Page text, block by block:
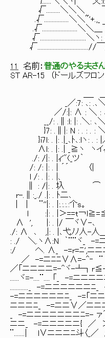
√.........＼＼＼ ￣＼
.√................＼＼~'+.,_
.√.......................＼＼＿￣
√..............................＼ヽ: :l７i
√.................................//￣/i:i/
11 名前： 普通のやる夫さ
ST AR-15 （ドールズフロン
_／:7: ､: .､＼ :
／/:|: ∧ : ＼ : ､＼
__/: .∥:l: |: .＼: ､＼:_
}7: .∥|: N : . : . : ＼ :
}i7l: . |: .|_､ﾄ､:lヽ: . : |／､
∧l: . |: .| _≧ヽ ヽイｨ'
./: /|: . |ｨ'"(_ツ｀ ｀
/: /: |: . | ´´ 〈|
l /: . |: . |、 }:
∥ : /|: . 圦 ⌒ }:
r-.∥:_./ .|: . ﾄ二､
| | ¨''|: . |:.:.:.:个s。
l :|: . |＞==t￢
∧ ', |: . |/ ￣ヾ∨-
./: ∧ ､ ,|: . |､弋ﾉﾉ人-
: ./ ＼.ヽ∧:N ｀¨¨ヾ_
:/ へ. ∧_ -=r=ﾆ',ニニニ
／ -=ニﾆﾆ∨∧=-^‐ ¨
／「ニニニニ=-^ヾ-
......ヾ=-....¨.... 「_ -=ニニ
............_ -=ニニニニニニ
-=ニニニニニニﾆ_ -=「ニニ
ニニニﾆ_ -=ニニ∨／ニニﾆﾆ／
_ -=ニニニニニニニﾆ=- ァ
ニニ_ -=ニニニニニ{ ／ ＞く
¨.......| l∨ニニニﾆ斗〈_／ / ,